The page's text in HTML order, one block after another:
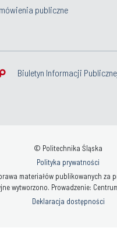
publiczne
Biuletyn Informacji
© Politechnika Śląska
Polityka prywatności
materiałów publikowanych
wytworzono. Prowadzenie:
Deklaracja dostępności